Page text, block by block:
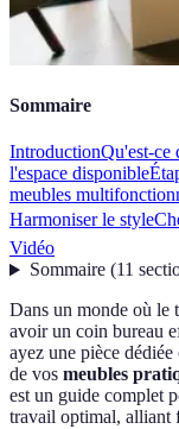
Sommaire
IntroductionQu'est-ce
l'espace disponible
meubles
Harmoniser le style
Vidéo
Sommaire(11
Dans un monde où le
avoir un coin bureau
ayez une pièce
de vos meubles
est un guide complet
travail optimal, alliant